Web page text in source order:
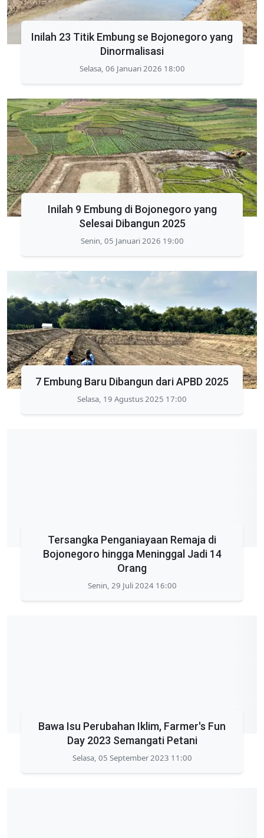
Inilah 23 Titik Embung se Bojonegoro yang
Dinormalisasi
Selasa, 06 Januari 2026 18:00
Inilah 9 Embung di Bojonegoro yang
Selesai Dibangun 2025
Senin, 05 Januari 2026 19:00
7 Embung Baru Dibangun dari APBD 2025
Selasa, 19 Agustus 2025 17:00
Tersangka Penganiayaan Remaja di
Bojonegoro hingga Meninggal Jadi 14
Orang
Senin, 29 Juli 2024 16:00
Bawa Isu Perubahan Iklim, Farmer's Fun
Day 2023 Semangati Petani
Selasa, 05 September 2023 11:00